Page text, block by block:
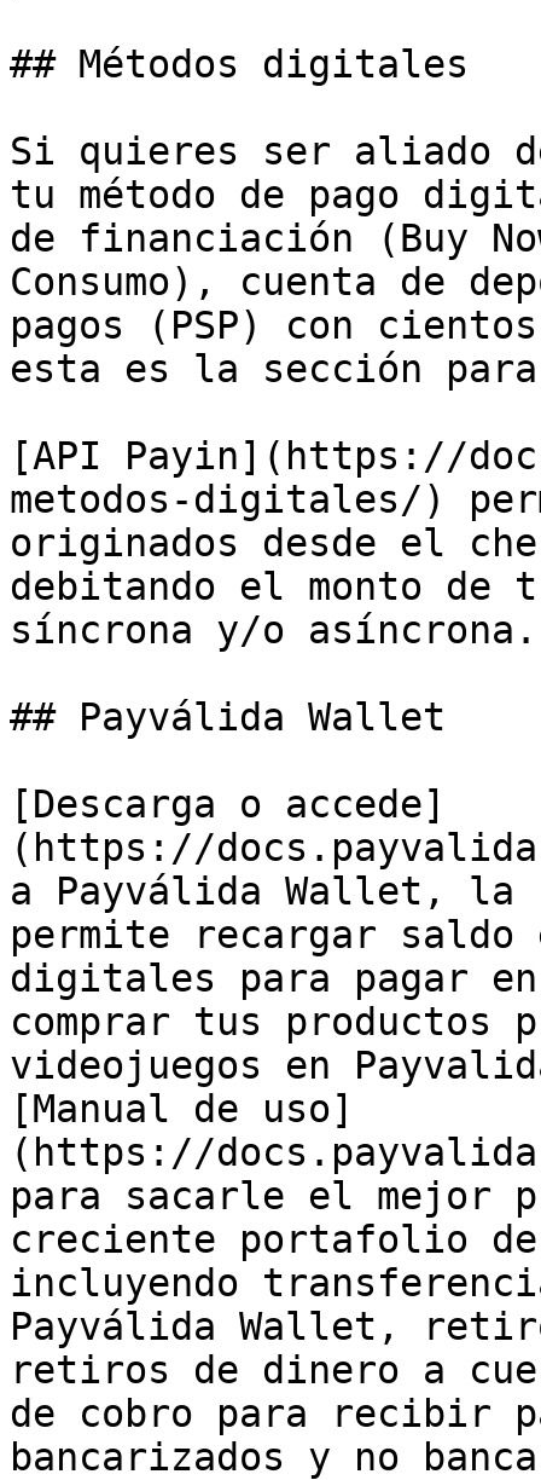
## Métodos digitales
Si quieres ser aliado
tu método de pago
de financiación (Buy
Consumo), cuenta de
pagos (PSP) con
esta es la sección
[API Payin](https://
metodos-digitales/)
originados desde el
debitando el monto de
síncrona y/o asíncrona.
## Payválida Wallet
[Descarga o accede]
(https://
a Payválida Wallet,
permite recargar saldo
digitales para pagar
comprar tus productos
videojuegos en
[Manual de uso]
(https://
para sacarle el mejor
creciente portafolio
incluyendo
Payválida Wallet,
retiros de dinero a
de cobro para recibir
bancarizados y no